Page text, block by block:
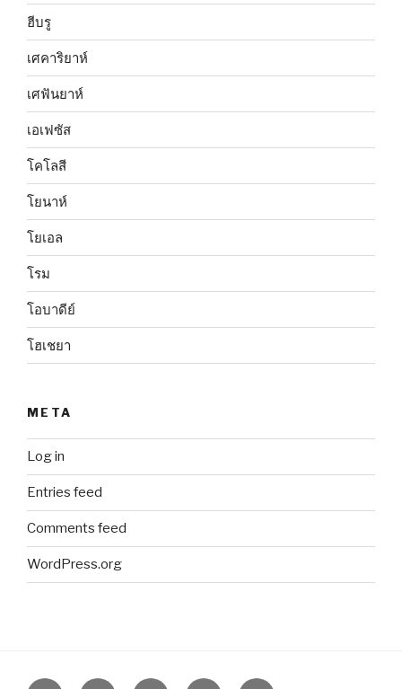
ฮีบรู
เศคาริยาห์
เศฟันยาห์
เอเฟซัส
โคโลสี
โยนาห์
โยเอล
โรม
โอบาดีย์
โฮเชยา
META
Log in
Entries feed
Comments feed
WordPress.org